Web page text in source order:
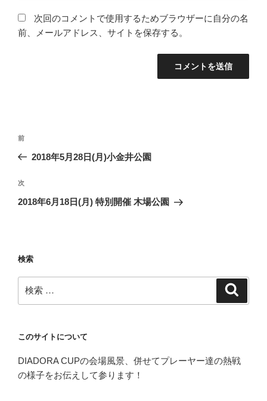
次回のコメントで使用するためブラウザーに自分の名
前、メールアドレス、サイトを保存する。
投
ナ
ビ
ゲ
ン
過
去
投
稿
前
2018年5月28日(月)小金井公園
次
の
次
2018年6月18日(月) 特別開催 木場公園
検索
索:
このサイトについて
DIADORA CUPの会場風景、併せてプレーヤー達の熱戦
の様子をお伝えして参ります！